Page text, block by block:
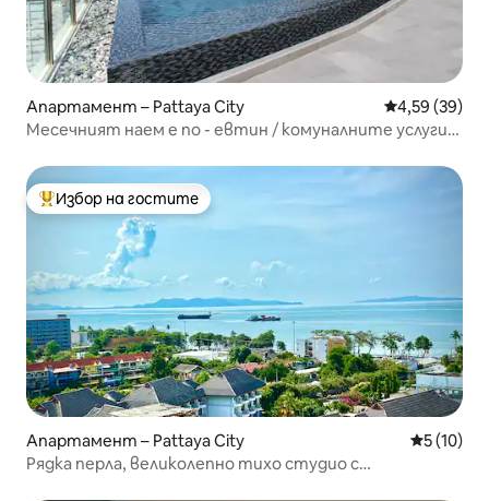
Апартамент – Pattaya City Средна
4,59 (39)
Месечният наем е по - евтин / комуналните услуги
Най-популярен избор на гостите
Избор на гостите
Апартамент – Pattaya City Средна
5 (10)
Рядка перла, великолепно тихо студио с